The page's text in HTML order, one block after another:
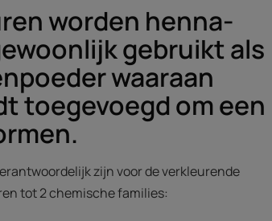
worden henna-
gebruikt als
waaraan
toegevoegd om een
zijn voor de verkleurende
tot 2 chemische families: